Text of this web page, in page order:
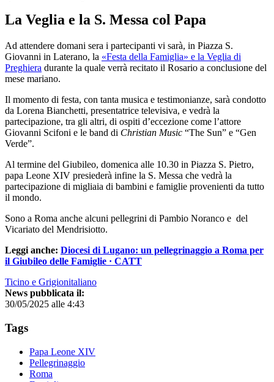
La Veglia e la S. Messa col Papa
Ad attendere domani sera i partecipanti vi sarà, in Piazza S.
Giovanni in Laterano, la «Festa della Famiglia» e la Veglia di
Preghiera durante la quale verrà recitato il Rosario a conclusione del
mese mariano.
Il momento di festa, con tanta musica e testimonianze, sarà condotto
da Lorena Bianchetti, presentatrice televisiva, e vedrà la
partecipazione, tra gli altri, di ospiti d’eccezione come l’attore
Giovanni Scifoni e le band di Christian Music “The Sun” e “Gen
Verde”.
Al termine del Giubileo, domenica alle 10.30 in Piazza S. Pietro,
papa Leone XIV presiederà infine la S. Messa che vedrà la
partecipazione di migliaia di bambini e famiglie provenienti da tutto
il mondo.
Sono a Roma anche alcuni pellegrini di Pambio Noranco e del
Vicariato del Mendrisiotto.
Leggi anche: Diocesi di Lugano: un pellegrinaggio a Roma per
il Giubileo delle Famiglie · CATT
Ticino e Grigionitaliano
News pubblicata il:
30/05/2025 alle 4:43
Tags
Papa Leone XIV
Pellegrinaggio
Roma